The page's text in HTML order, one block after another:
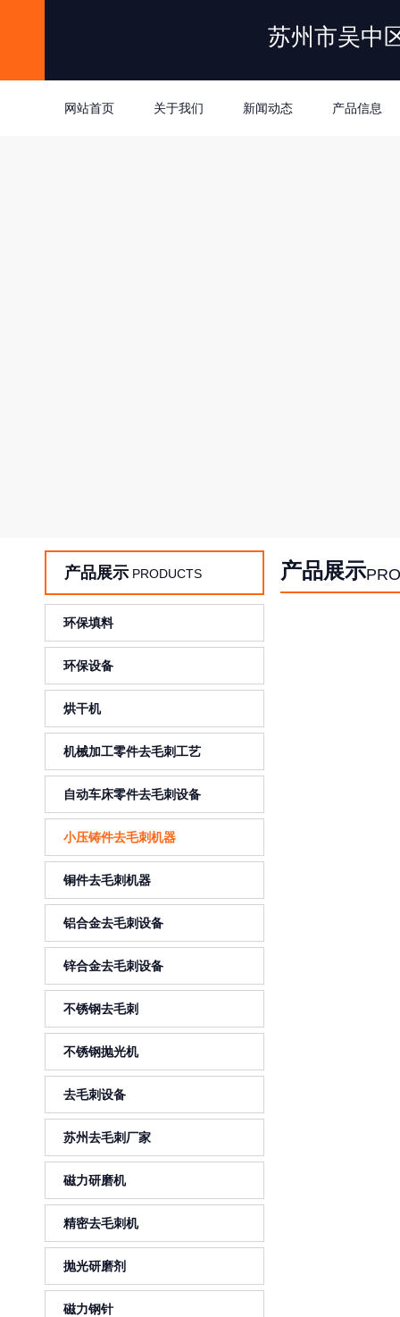
苏州市吴中
网站首页 关于我们 新闻动态 产品信息
产品展示 PRODUCTS
环保填料
环保设备
烘干机
机械加工零件去毛刺工艺
自动车床零件去毛刺设备
小压铸件去毛刺机器
铜件去毛刺机器
铝合金去毛刺设备
锌合金去毛刺设备
不锈钢去毛刺
不锈钢抛光机
去毛刺设备
苏州去毛刺厂家
磁力研磨机
精密去毛刺机
抛光研磨剂
磁力钢针
产品展示